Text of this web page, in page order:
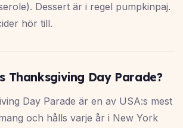
Dessert är i regel pumpkinpaj.
hör till.
Thanksgiving Day Parade?
Day Parade är en av USA:s mest
och hålls varje år i New York